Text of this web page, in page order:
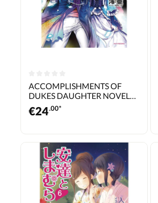
ACCOMPLISHMENTS OF
DUKES DAUGHTER NOVEL
SC VOL 03 (C: 0-1-1)
€24.00*